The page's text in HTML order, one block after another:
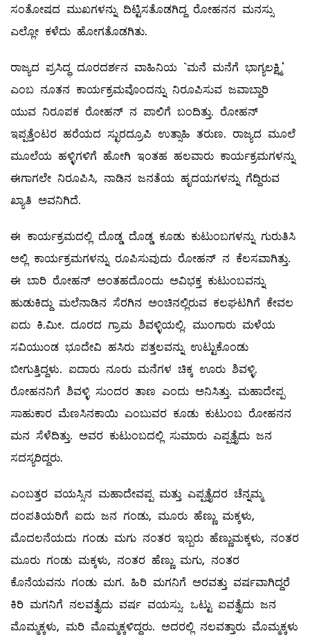
ಸಂತೋಷದ ಮುಖಗಳನ್ನು ದಿಟ್ಟಿಸತೊಡಗಿದ್ದ ರೋಹನನ ಮನಸ್ಸು
ಎಲ್ಲೋ ಕಳೆದು ಹೋಗತೊಡಗಿತು.
ರಾಜ್ಯದ ಪ್ರಸಿದ್ಧ ದೂರದರ್ಶನ ವಾಹಿನಿಯ `ಮನೆ ಮನೆಗೆ ಭಾಗ್ಯಲಕ್ಷ್ಮಿ'
ಎಂಬ ನೂತನ ಕಾರ್ಯಕ್ರಮವೊಂದನ್ನು ನಿರೂಪಿಸುವ ಜವಾಬ್ದಾರಿ
ಯುವ ನಿರೂಪಕ ರೋಹನ್‌ ನ ಪಾಲಿಗೆ ಬಂದಿತ್ತು. ರೋಹನ್‌
ಇಪ್ಪತ್ತೆಂಟರ ಹರೆಯದ ಸ್ಛುರದ್ರೂಪಿ ಉತ್ಸಾಹಿ ತರುಣ. ರಾಜ್ಯದ ಮೂಲೆ
ಮೂಲೆಯ ಹಳ್ಳಿಗಳಿಗೆ ಹೋಗಿ ಇಂತಹ ಹಲವಾರು ಕಾರ್ಯಕ್ರಮಗಳನ್ನು
ಈಗಾಗಲೇ ನಿರೂಪಿಸಿ, ನಾಡಿನ ಜನತೆಯ ಹೃದಯಗಳನ್ನು ಗೆದ್ದಿರುವ
ಖ್ಯಾತಿ ಅವನಿಗಿದೆ.
ಈ ಕಾರ್ಯಕ್ರಮದಲ್ಲಿ ದೊಡ್ಡ ದೊಡ್ಡ ಕೂಡು ಕುಟುಂಬಗಳನ್ನು ಗುರುತಿಸಿ
ಅಲ್ಲಿ ಕಾರ್ಯಕ್ರಮಗಳನ್ನು ರೂಪಿಸುವುದು ರೋಹನ್‌ ನ ಕೆಲಸವಾಗಿತ್ತು.
ಈ ಬಾರಿ ರೋಹನ್‌ ಅಂತಹದೊಂದು ಅವಿಭಕ್ತ ಕುಟುಂಬವನ್ನು
ಹುಡುಕಿದ್ದು ಮಲೆನಾಡಿನ ಸೆರಗಿನ ಅಂಚಿನಲ್ಲಿರುವ ಕಲಘಟಗಿಗೆ ಕೇವಲ
ಐದು ಕಿ.ಮೀ. ದೂರದ ಗ್ರಾಮ ಶಿವಳ್ಳಿಯಲ್ಲಿ. ಮುಂಗಾರು ಮಳೆಯ
ಸವಿಯುಂಡ ಭೂದೇವಿ ಹಸಿರು ಪತ್ತಲವನ್ನು ಉಟ್ಟುಕೊಂಡು
ಬೀಗುತ್ತಿದ್ದಳು. ಐದಾರು ನೂರು ಮನೆಗಳ ಚಿಕ್ಕ ಊರು ಶಿವಳ್ಳಿ.
ರೋಹನನಿಗೆ ಶಿವಳ್ಳಿ ಸುಂದರ ತಾಣ ಎಂದು ಅನಿಸಿತ್ತು. ಮಹಾದೇಪ್ಪ
ಸಾಹುಕಾರ ಮೆಣಸಿನಕಾಯಿ ಎಂಬುವರ ಕೂಡು ಕುಟುಂಬ ರೋಹನನ
ಮನ ಸೆಳೆದಿತ್ತು. ಅವರ ಕುಟುಂಬದಲ್ಲಿ ಸುಮಾರು ಎಪ್ಪತ್ತೈದು ಜನ
ಸದಸ್ಯರಿದ್ದರು.
ಎಂಬತ್ತರ ವಯಸ್ಸಿನ ಮಹಾದೇವಪ್ಪ ಮತ್ತು ಎಪ್ಪತ್ತೈದರ ಚೆನ್ನಮ್ಮ
ದಂಪತಿಯರಿಗೆ ಐದು ಜನ ಗಂಡು, ಮೂರು ಹೆಣ್ಣು ಮಕ್ಕಳು,
ಮೊದಲನೆಯದು ಗಂಡು ಮಗು ನಂತರ ಇಬ್ಬರು ಹೆಣ್ಣುಮಕ್ಕಳು, ನಂತರ
ಮೂರು ಗಂಡು ಮಕ್ಕಳು, ನಂತರ ಹೆಣ್ಣು ಮಗು, ನಂತರ
ಕೊನೆಯವನು ಗಂಡು ಮಗ. ಹಿರಿ ಮಗನಿಗೆ ಅರವತ್ತು ವರ್ಷವಾಗಿದ್ದರೆ
ಕಿರಿ ಮಗನಿಗೆ ನಲವತ್ತೈದು ವರ್ಷ ವಯಸ್ಸು. ಒಟ್ಟು ಐವತ್ತೈದು ಜನ
ಮೊಮ್ಮಕ್ಕಳು, ಮರಿ ಮೊಮ್ಮಕ್ಕಳಿದ್ದರು. ಅದರಲ್ಲಿ ನಲವತ್ತಾರು ಮೊಮ್ಮಕ್ಕಳು